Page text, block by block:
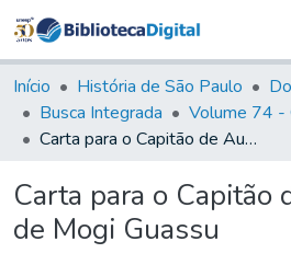
&
Coleções
Tudo na
Biblioteca
Início História de São Paulo
Busca Integrada
Carta para o Capitão de Auxiliares de Mogi Guassu
Carta para o Capitão
de Mogi Guassu